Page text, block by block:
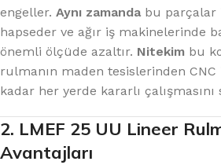
engeller. Aynı zamanda bu parçalar
hapseder ve ağır iş makinelerinde
önemli ölçüde azaltır. Nitekim bu
rulmanın maden tesislerinden
kadar her yerde kararlı çalışmasını
2. LMEF 25 UU Lineer
Avantajları